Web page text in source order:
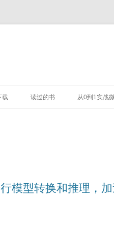
载 读过的书 从0到1实战
模型转换和推理，